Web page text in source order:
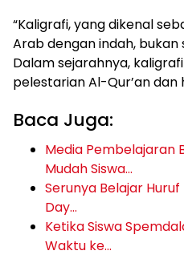
“Kaligrafi, yang dikenal
Arab dengan indah, bukan
Dalam sejarahnya,
pelestarian Al-Qur’an dan
Baca Juga:
Media Pembelajaran
Mudah Siswa…
Serunya Belajar
Day…
Ketika Siswa
Waktu ke…